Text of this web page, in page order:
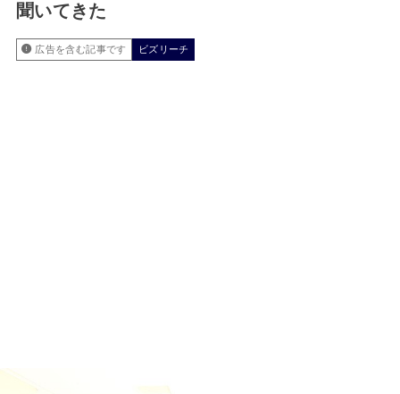
聞いてきた
広告を含む記事です ビズリーチ